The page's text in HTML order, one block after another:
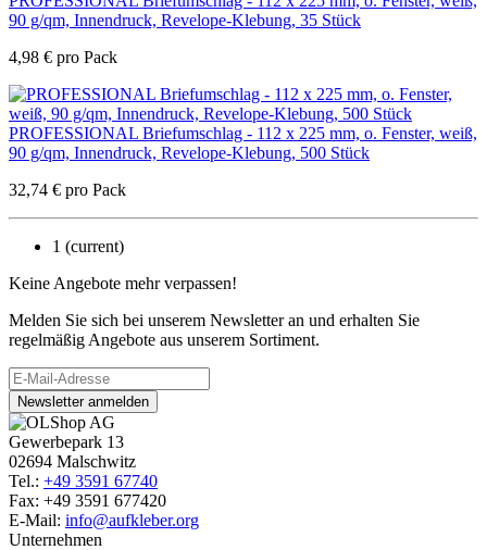
90 g/qm, Innendruck, Revelope-Klebung, 35 Stück
4,98 € pro Pack
PROFESSIONAL Briefumschlag - 112 x 225 mm, o. Fenster, weiß,
90 g/qm, Innendruck, Revelope-Klebung, 500 Stück
32,74 € pro Pack
1 (current)
Keine Angebote mehr verpassen!
Melden Sie sich bei unserem Newsletter an und erhalten Sie
regelmäßig Angebote aus unserem Sortiment.
Newsletter anmelden
Gewerbepark 13
02694 Malschwitz
Tel.: +49 3591 67740
Fax: +49 3591 677420
E-Mail: info@aufkleber.org
Unternehmen